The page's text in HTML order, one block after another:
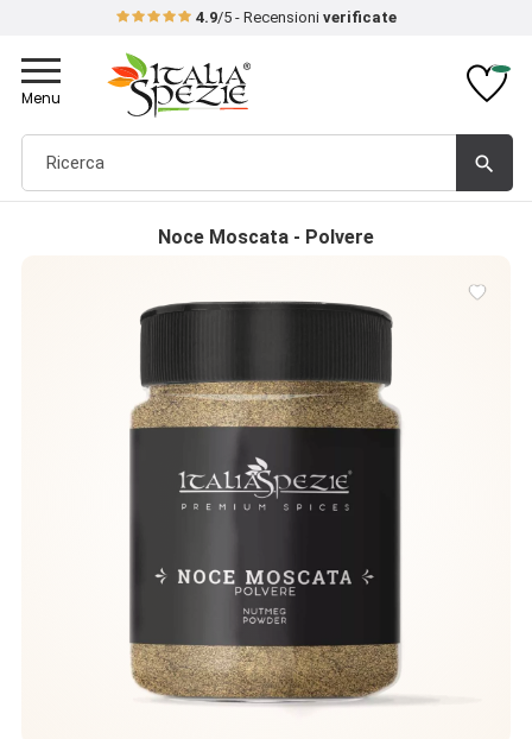
4.9/5 - Recensioni verificate
search
Toggle
navigation
Menu
Noce Moscata - Polvere
